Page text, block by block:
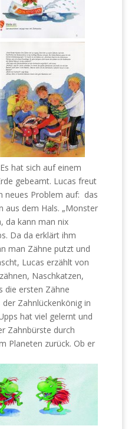
hat sich auf einem
gebeamt. Lucas freut
neues Problem auf: das
aus dem Hals. „Monster
da kann man nix
Da da erklärt ihm
man Zähne putzt und
Lucas erzählt von
Naschkatzen,
die ersten Zähne
Zahnlückenkönig in
hat viel gelernt und
Zahnbürste durch
Planeten zurück. Ob er